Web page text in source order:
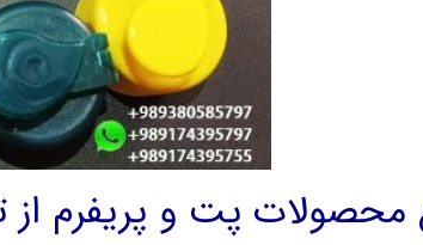
محصولات پت و پریفرم از